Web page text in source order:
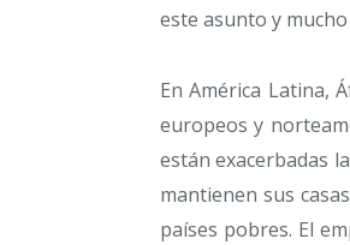
este asunto y
En América Latina,
europeos y
están exacerbadas
mantienen sus
países pobres. El